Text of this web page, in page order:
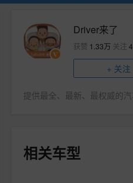
Driver来了
获赞 1.33万 关注 4
+ 关注
相关车型